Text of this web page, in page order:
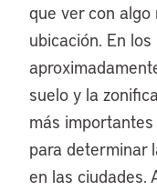
que ver con algo
ubicación. En
suelo y la
más
para determinar
en las ciudades.